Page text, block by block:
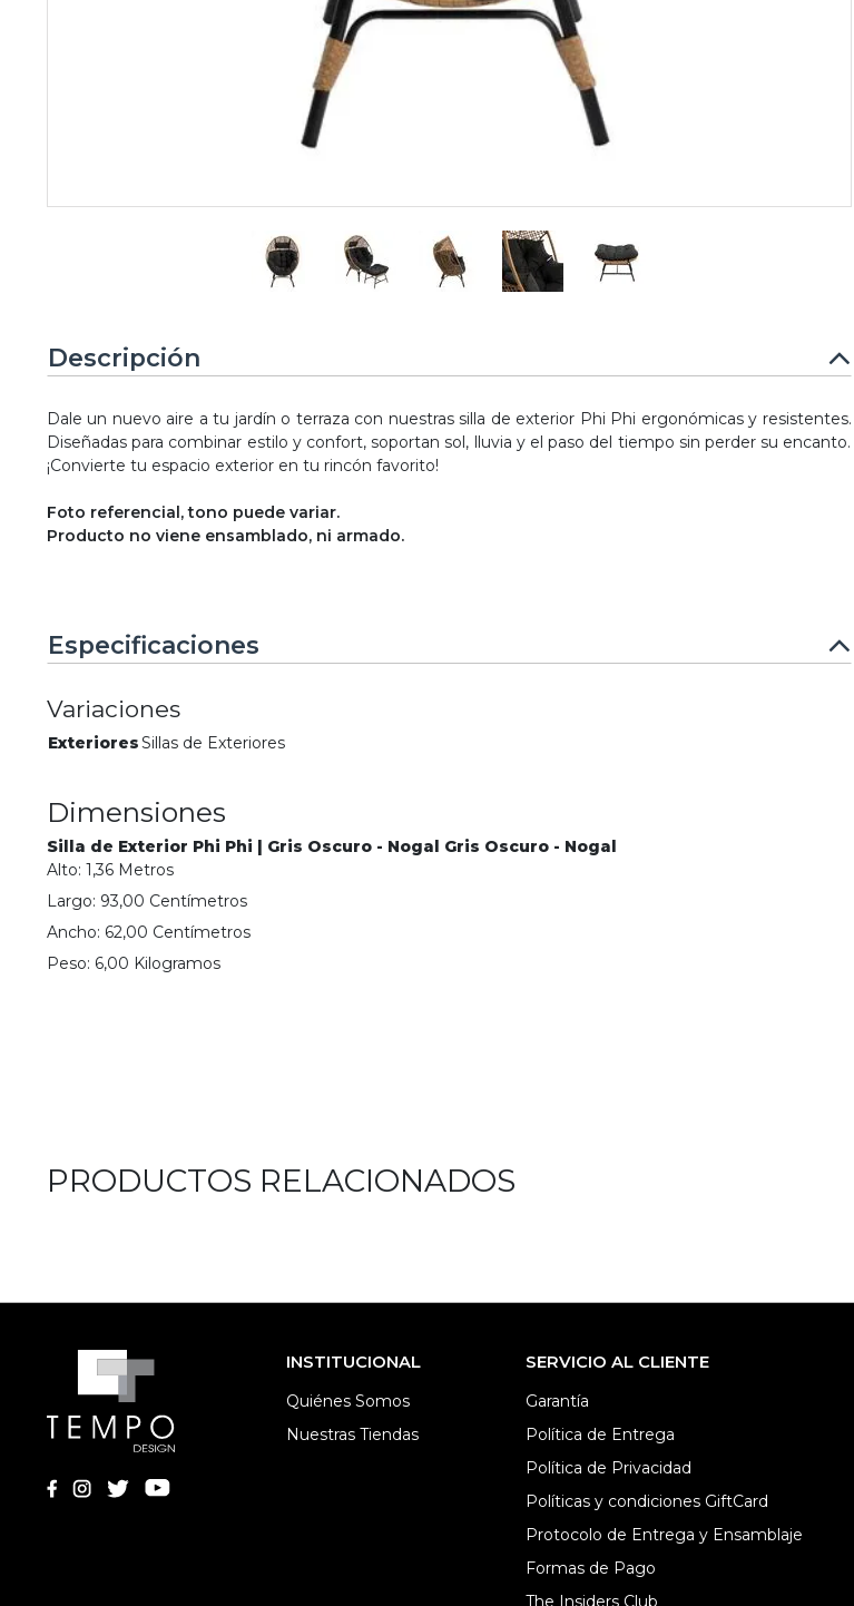
Descripción
Dale un nuevo aire a tu jardín o terraza con nuestras silla de exterior Phi Phi ergonómicas y resistentes.
Diseñadas para combinar estilo y confort, soportan sol, lluvia y el paso del tiempo sin perder su encanto.
¡Convierte tu espacio exterior en tu rincón favorito!
Foto referencial, tono puede variar.
Producto no viene ensamblado, ni armado.
Especificaciones
Variaciones
ExterioresSillas de Exteriores
Dimensiones
Silla de Exterior Phi Phi | Gris Oscuro - Nogal Gris Oscuro - Nogal
Alto: 1,36 Metros
Largo: 93,00 Centímetros
Ancho: 62,00 Centímetros
Peso: 6,00 Kilogramos
PRODUCTOS RELACIONADOS
INSTITUCIONAL
Quiénes Somos
Nuestras Tiendas
SERVICIO AL CLIENTE
Garantía
Política de Entrega
Política de Privacidad
Políticas y condiciones GiftCard
Protocolo de Entrega y Ensamblaje
Formas de Pago
The Insiders Club